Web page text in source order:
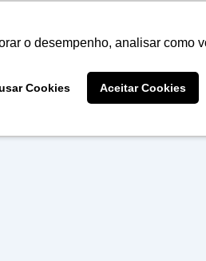
o desempenho, analisar como
Cookies Aceitar Cookies